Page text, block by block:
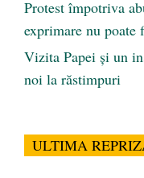
Protest împotriva
exprimare nu poate
Vizita Papei și un
noi la răstimpuri
ULTIMA